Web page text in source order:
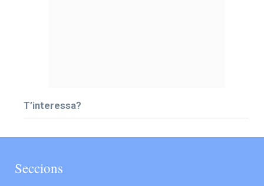
T’interessa?
Seccions